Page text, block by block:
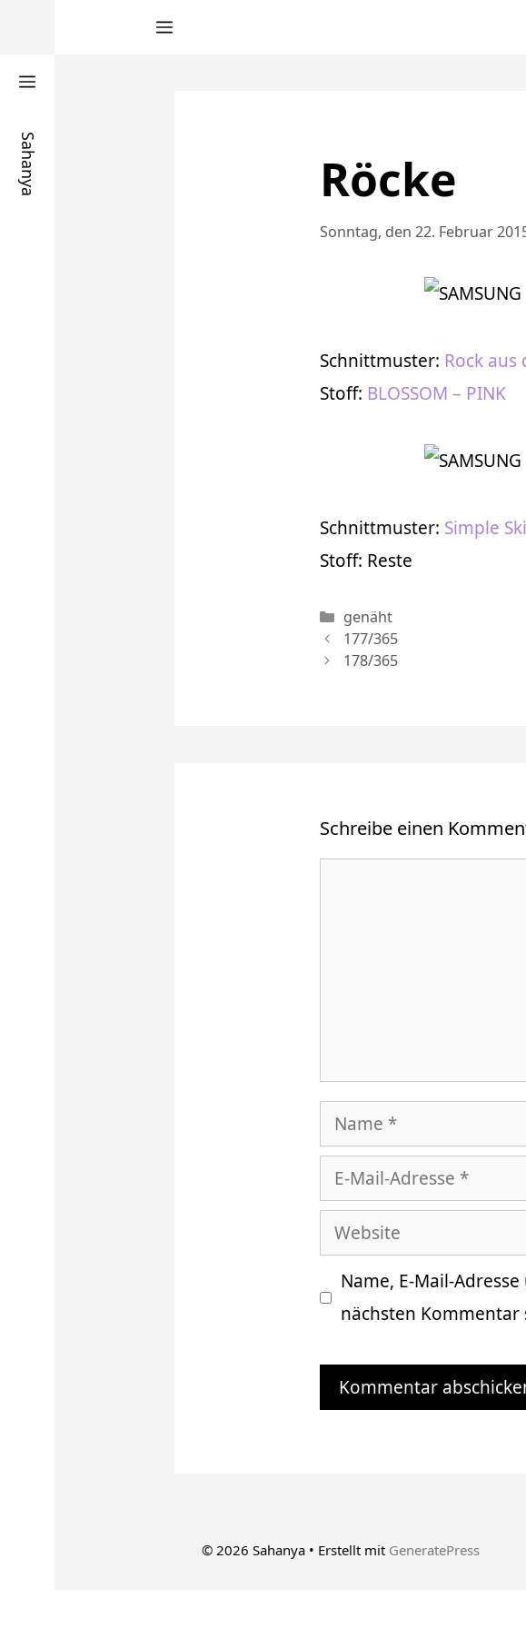
Sahanya Röcke
Sonntag, den 22. Februar
Schnittmuster: Rock
Stoff: BLOSSOM – PINK
Schnittmuster: Simple
Stoff: Reste
Kategorien
genäht
177/365
178/365
Schreibe einen
Name
Mail-
Adresse
Website
Name, E-Mail-
nächsten Kommentar
© 2026 Sahanya • Erstellt mit GeneratePress